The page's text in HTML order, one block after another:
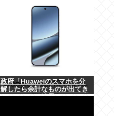
政府「Huaweiのスマホを分
解したら余計なものが出てき
た」これって結局なんだった